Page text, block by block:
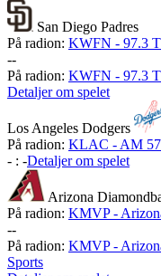
San Diego Padres
På radion: KWFN - 97.3
--
På radion: KWFN - 97.3
Detaljer om spelet
Los Angeles Dodgers
På radion: KLAC - AM
- : -Detaljer om spelet
Arizona
På radion: KMVP -
--
På radion: KMVP -
Sports